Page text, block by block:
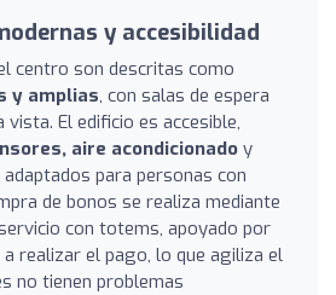
y accesibilidad
centro son descritas como
y amplias, con salas de espera
El edificio es accesible,
aire acondicionado y
para personas con
de bonos se realiza mediante
con totems, apoyado por
realizar el pago, lo que agiliza el
no tienen problemas